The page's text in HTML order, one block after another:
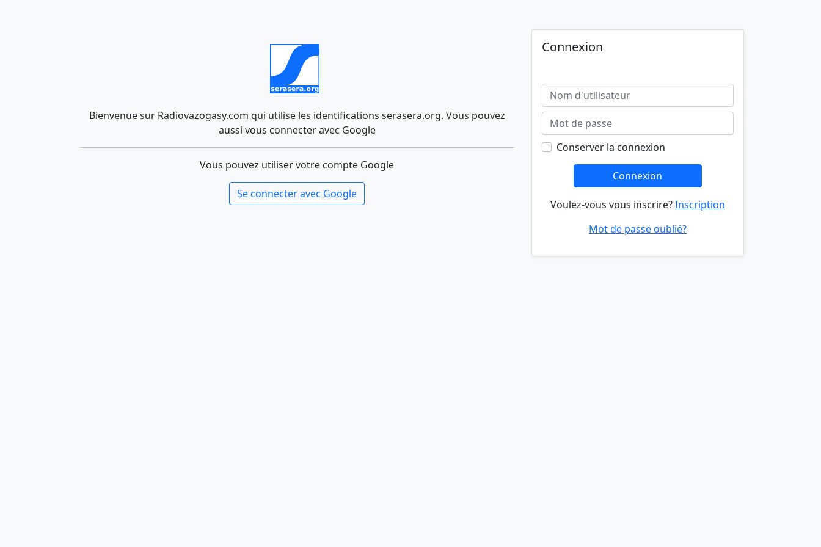
Bienvenue sur Radiovazogasy.com qui utilise les identifications serasera.org. Vous pouvez
aussi vous connecter avec Google
Vous pouvez utiliser votre compte Google
Se connecter avec Google
Connexion
Conserver la connexion
Connexion
Voulez-vous vous inscrire?Inscription
Mot de passe oublié?